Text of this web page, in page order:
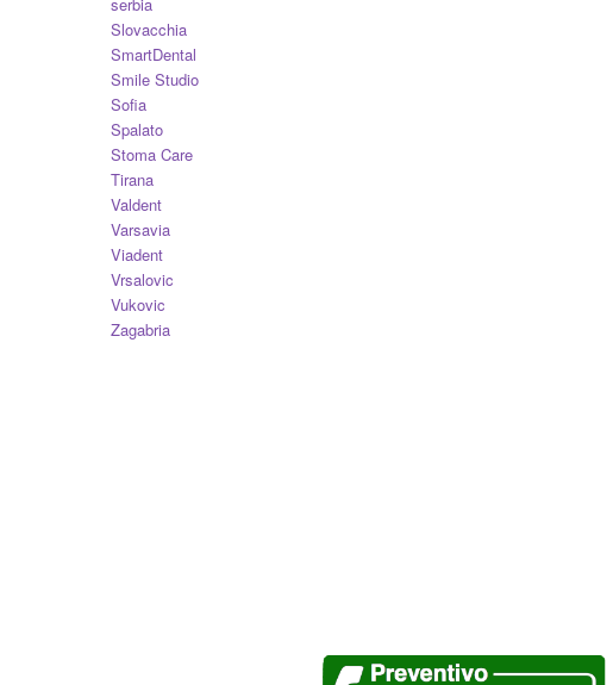
Slovacchia
SmartDental
Smile Studio
Sofia
Spalato
Stoma Care
Tirana
Valdent
Varsavia
Viadent
Vrsalovic
Vukovic
Zagabria